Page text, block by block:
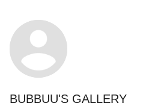
BUBBUU'S GALLERY